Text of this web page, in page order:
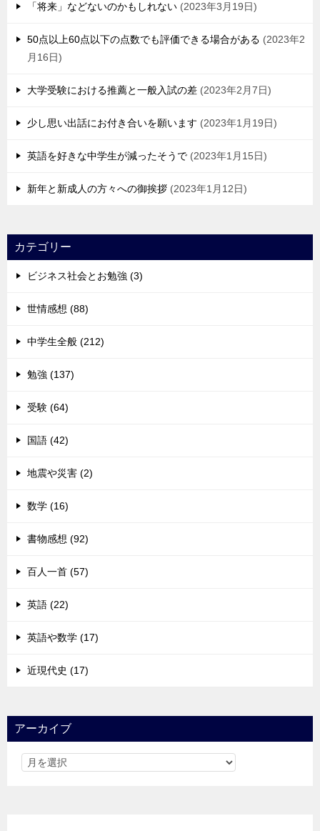
「将来」などないのかもしれない 2023年3月19日
50点以上60点以下の点数でも評価できる場合がある
2023年2
月16日
大学受験における推薦と一般入試の差 2023年2月7日
少し思い出話にお付き合いを願います 2023年1月19日
英語を好きな中学生が減ったそうで 2023年1月15日
新年と新成人の方々への御挨拶 2023年1月12日
カテゴリー
ビジネス社会とお勉強 (3)
世情感想 (88)
中学生全般 (212)
勉強 (137)
受験 (64)
国語 (42)
地震や災害 (2)
数学 (16)
書物感想 (92)
百人一首 (57)
英語 (22)
英語や数学 (17)
近現代史 (17)
アーカイブ